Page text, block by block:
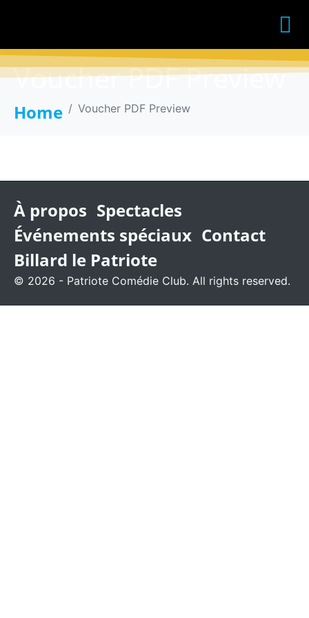
Voucher PDF Preview
Home Voucher PDF Preview
À propos Spectacles
Événements spéciaux Contact
Billard le Patriote
© 2026 - Patriote Comédie Club. All rights reserved.